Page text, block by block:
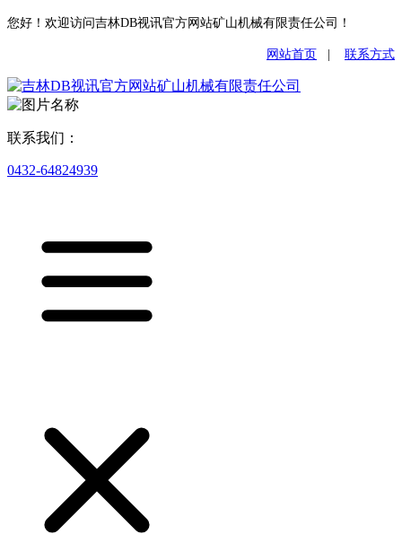
您好！欢迎访问吉林DB视讯官方网站矿山机械有限责任公司！
网站首页 联系方式
联系我们：
0432-64824939